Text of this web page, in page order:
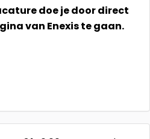
doe je door direct
van Enexis te gaan.